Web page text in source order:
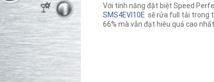
Với tính năng đặt biệt Speed
SMS4EVI10E sẽ rửa full tải trong
66% mà vẫn đạt hiêu quả cao